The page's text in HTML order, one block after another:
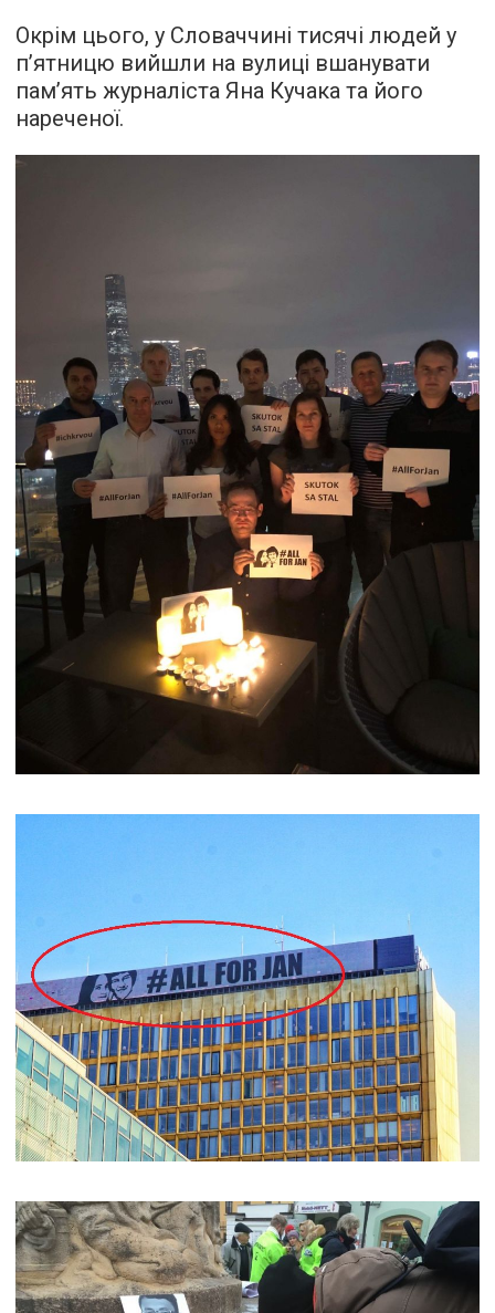
Окрім цього, у Словаччині тисячі людей у
п’ятницю вийшли на вулиці вшанувати
пам’ять журналіста Яна Кучака та його
нареченої.